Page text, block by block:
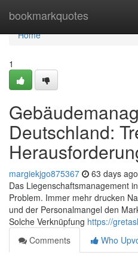
bookmarkquotes
Home
Home
1
Deutschland:
margiekjgo875367 63 days ago
Das Liegenschaftsmanagement
Problem. Immer mehr drucken
und der Personalmangel den
Solche Verknüpfung https://
Comments
Who